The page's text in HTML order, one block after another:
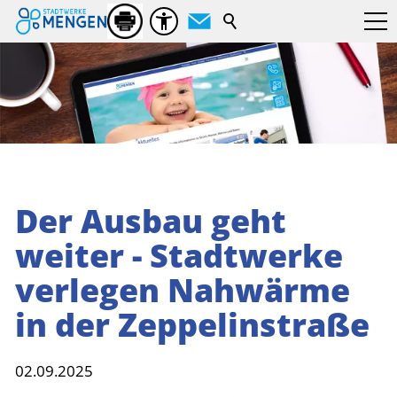
Suchbegriff
Der Ausbau geht
weiter - Stadtwerke
verlegen Nahwärme
in der Zeppelinstraße
02.09.2025